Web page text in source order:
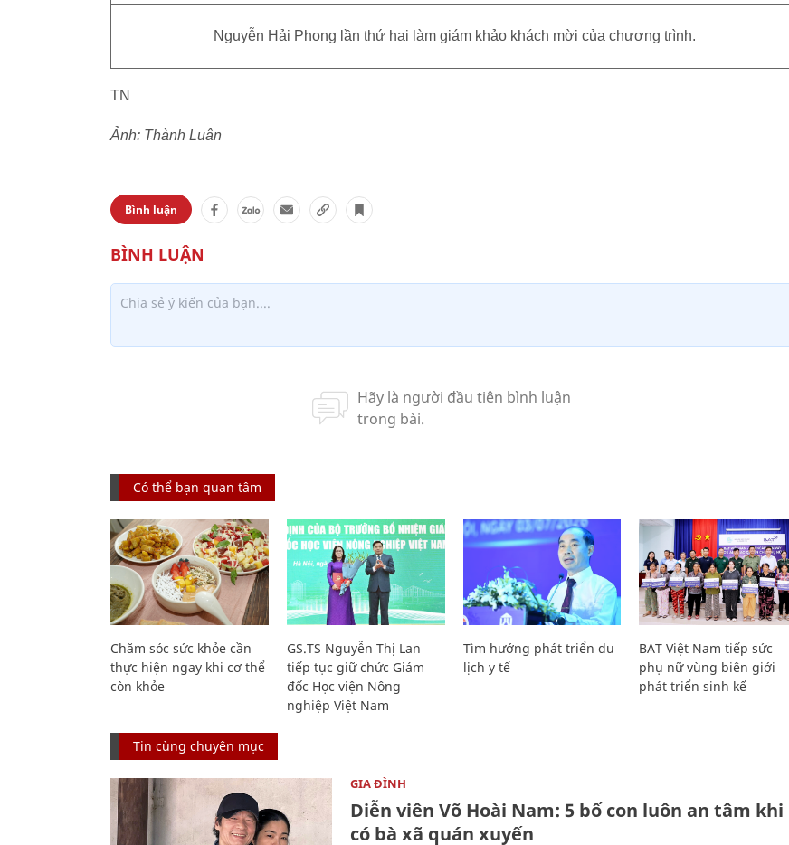
Nguyễn Hải Phong lần thứ hai làm giám khảo khách mời của chương trình.
TN
Ảnh: Thành Luân
Bình luận
Có thể bạn quan tâm
Chăm sóc sức khỏe cần
thực hiện ngay khi cơ thể
còn khỏe
GS.TS Nguyễn Thị Lan
tiếp tục giữ chức Giám
đốc Học viện Nông
nghiệp Việt Nam
Tìm hướng phát triển du
lịch y tế
BAT Việt Nam tiếp sức
phụ nữ vùng biên giới
phát triển sinh kế
Tin cùng chuyên mục
GIA ĐÌNH
Diễn viên Võ Hoài Nam: 5 bố con luôn an tâm khi
có bà xã quán xuyến